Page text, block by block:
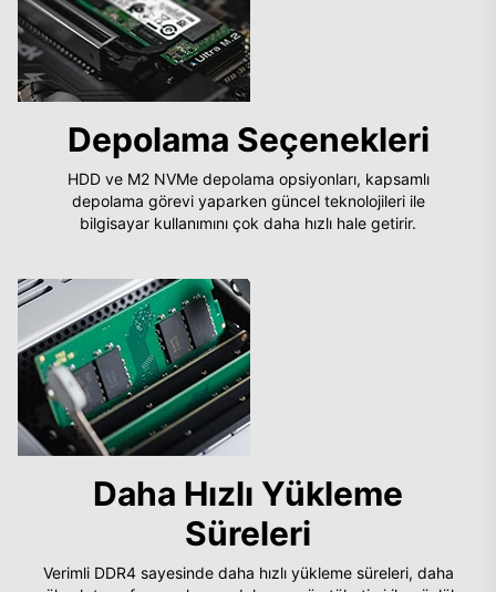
Depolama Seçenekleri
HDD ve M2 NVMe depolama opsiyonları, kapsamlı
depolama görevi yaparken güncel teknolojileri ile
bilgisayar kullanımını çok daha hızlı hale getirir.
Daha Hızlı Yükleme
Süreleri
Verimli DDR4 sayesinde daha hızlı yükleme süreleri, daha